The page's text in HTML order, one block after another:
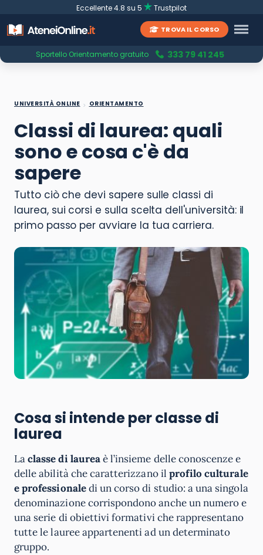
Eccellente 4.8 su 5 Trustpilot
TROVA IL CORSO
Sportello Orientamento gratuito 333 79 41 245
UNIVERSITÀ ONLINE ORIENTAMENTO
Classi di laurea: quali
sono e cosa c'è da
sapere
Tutto ciò che devi sapere sulle classi di
laurea, sui corsi e sulla scelta dell'università: il
primo passo per avviare la tua carriera.
Cosa si intende per classe di
laurea
Laclasse di laureaè l’insieme delle conoscenze e
delle abilità che caratterizzano il profilo culturale
e professionaledi un corso di studio: a una singola
denominazione corrispondono anche un numero e
una serie di obiettivi formativi che rappresentano
tutte le lauree appartenenti ad un determinato
gruppo.